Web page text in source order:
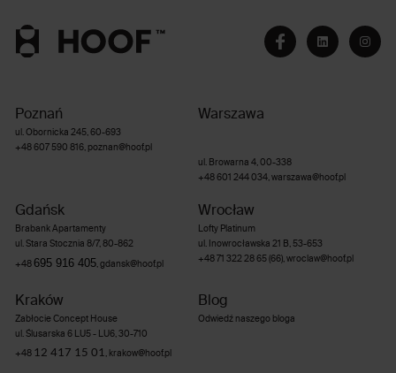
Poznań
ul. Obornicka 245, 60-693
+48 607 590 816, poznan@hoof.pl
Warszawa
ul. Browarna 4, 00-338
+48 601 244 034, warszawa@hoof.pl
Gdańsk
Brabank Apartamenty
ul. Stara Stocznia 8/7, 80-862
+48 695 916 405,gdansk@hoof.pl
Wrocław
Lofty Platinum
ul. Inowrocławska 21 B, 53-653
+48 71 322 28 65 (66) , wroclaw@hoof.pl
Kraków
Zabłocie Concept House
ul. Ślusarska 6 LU5 - LU6, 30-710
+48 12 417 15 01 , krakow@hoof.pl
Blog
Odwiedź naszego bloga